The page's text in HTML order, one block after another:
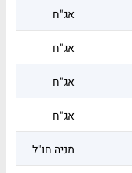
אג"ח
אג"ח
אג"ח
אג"ח
מניה חו"ל